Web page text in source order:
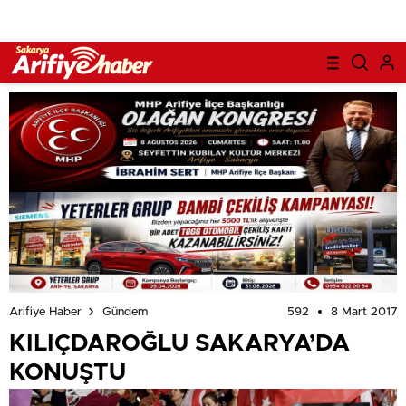
Arifiye Haber Gündem 592 8 Mart 2017
KILIÇDAROĞLU SAKARYA’DA
KONUŞTU